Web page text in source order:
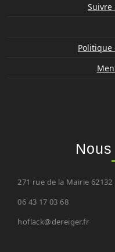
Suivre
271 rue de la Mairie
06 43 17 03 68
hoflack@dereiger.fr